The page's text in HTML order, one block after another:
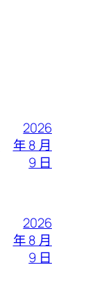
2026
年 8 月
9 日
2026
年 8 月
9 日